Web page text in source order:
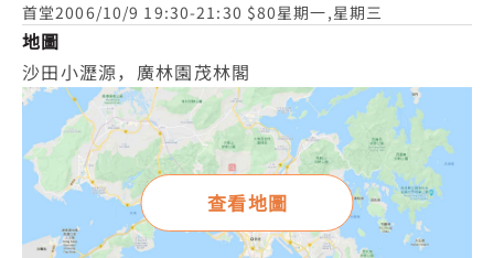
首堂2006/10/9 19:30-21:30 $80星期一,星期三
地圖
沙田小瀝源，廣林園茂林閣
查看地圖